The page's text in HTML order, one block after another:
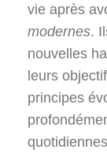
vie après
modernes.
nouvelles
leurs
principes